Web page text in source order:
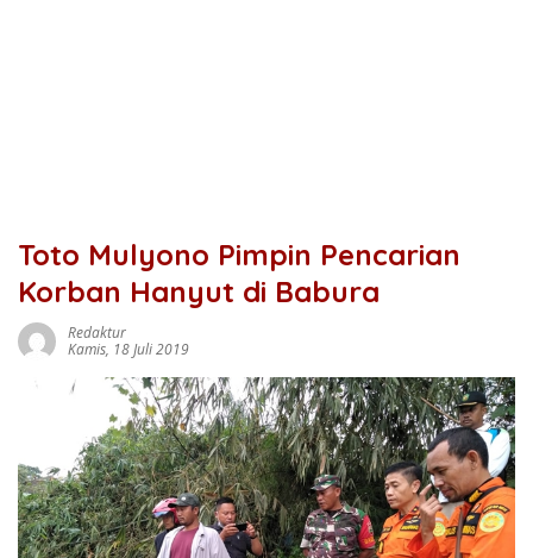
Toto Mulyono Pimpin Pencarian
Korban Hanyut di Babura
Redaktur
Kamis, 18 Juli 2019